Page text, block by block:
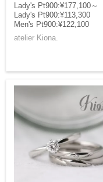
Lady's Pt900:¥177,100～
Lady's Pt900:¥113,300
Men's Pt900:¥122,100
atelier Kiona.